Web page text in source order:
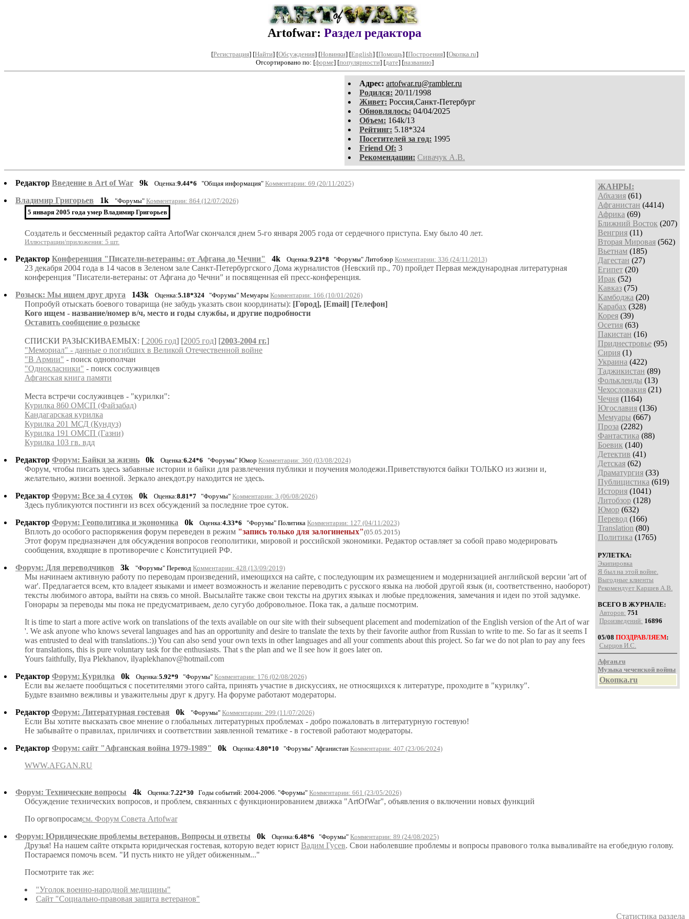
Artofwar: Раздел редактора
[Регистрация] [Найти] [Обсуждения] [Новинки] [English] [Помощь] [Построения] [Окопка.ru]
Отсортировано по: [форме] [популярности] [дате] [названию]
Aдpeс: artofwar.ru@rambler.ru
Родился: 20/11/1998
Живет: Россия,Санкт-Петербург
Обновлялось: 04/04/2025
Объем: 164k/13
Рейтинг: 5.18*324
Посетителей за год: 1995
Friend Of: 3
Рекомендации: Сивачук А.В.
ЖАНРЫ:
Абхазия (61)
Афганистан (4414)
Африка (69)
Ближний Восток (207)
Венгрия (11)
Вторая Мировая (562)
Вьетнам (185)
Дагестан (27)
Египет (20)
Ирак (52)
Кавказ (75)
Камбоджа (20)
Карабах (328)
Корея (39)
Осетия (63)
Пакистан (16)
Приднестровье (95)
Сирия (1)
Украина (422)
Таджикистан (89)
Фолькленды (13)
Чехословакия (21)
Чечня (1164)
Югославия (136)
Мемуары (667)
Проза (2282)
Фантастика (88)
Боевик (140)
Детектив (41)
Детская (62)
Драматургия (33)
Публицистика (619)
История (1041)
Литобзор (128)
Юмор (632)
Перевод (166)
Translation (80)
Политика (1765)
РУЛЕТКА:
Экипировка
Я был на этой войне.
Выгодные клиенты
Рекомендует Каршев А.В.
ВСЕГО В ЖУРНАЛЕ:
Авторов: 751
Произведений: 16896
05/08 ПОЗДРАВЛЯЕМ:
Сырцов И.С.
Афган.ru
Музыка чеченской войны
Окопка.ru
Редактор Введение в Art of War 9k Оценка:9.44*6 "Общая информация" Комментарии: 69 (20/11/2025)
Владимир Григорьев 1k "Форумы" Комментарии: 864 (12/07/2026)
5 января 2005 года умер Владимир Григорьев
Создатель и бессменный редактор сайта ArtofWar скончался днем 5-го января 2005 года от сердечного приступа. Ему было 40 лет.
Иллюстрации/приложения: 5 шт.
Редактор Конференция "Писатели-ветераны: от Афгана до Чечни" 4k Оценка:9.23*8 "Форумы" Литобзор Комментарии: 336 (24/11/2013)
23 декабря 2004 года в 14 часов в Зеленом зале Санкт-Петербургского Дома журналистов (Невский пр., 70) пройдет Первая международная литературная
конференция "Писатели-ветераны: от Афгана до Чечни" и посвященная ей пресс-конференция.
Розыск: Мы ищем друг друга
143k Оценка:5.18*324 "Форумы" Мемуары Комментарии: 166 (10/01/2026)
Попробуй отыскать боевого товарища (не забудь указать свои координаты): [Город], [Email] [Телефон]
Кого ищем - название/номер в/ч, место и годы службы, и другие подробности
Оставить сообщение о розыске
СПИСКИ РАЗЫСКИВАЕМЫХ: [ 2006 год] [2005 год] [2003-2004 гг.]
"Мемориал" - данные о погибших в Великой Отечественной войне
"В Армии" - поиск однополчан
"Однокласники" - поиск сослуживцев
Афганская книга памяти
Места встречи сослуживцев - "курилки":
Курилка 860 OМСП (Файзабад)
Кандагарская курилка
Курилка 201 МСД (Кундуз)
Курилка 191 ОМСП (Газни)
Курилка 103 гв. вдд
Редактор Форум: Байки за жизнь 0k Оценка:6.24*6 "Форумы" Юмор Комментарии: 360 (03/08/2024)
Форум, чтобы писать здесь забавные истории и байки для развлечения публики и поучения молодежи.Приветствуются байки ТОЛЬКО из жизни и,
желательно, жизни военной. Зеркало анекдот.ру находится не здесь.
Редактор Форум: Все за 4 суток 0k Оценка:8.81*7 "Форумы" Комментарии: 3 (06/08/2026)
Здесь публикуются постинги из всех обсуждений за последние трое суток.
Редактор Форум: Геополитика и экономика 0k Оценка:4.33*6 "Форумы" Политика Комментарии: 127 (04/11/2023)
Вплоть до особого распоряжения форум переведен в режим "запись только для залогиненых"(05.05.2015)
Этот форум предназначен для обсуждения вопросов геополитики, мировой и российской экономики. Редактор оставляет за собой право модерировать
сообщения, входящие в противоречие с Конституцией РФ.
Форум: Для переводчиков
3k "Форумы" Перевод Комментарии: 428 (13/09/2019)
Мы начинаем активную работу по переводам произведений, имеющихся на сайте, с последующим их размещением и модернизацией английской версии 'art of
war'. Предлагается всем, кто владеет языками и имеет возможность и желание переводить с русского языка на любой другой язык (и, соответственно, наоборот)
тексты любимого автора, выйти на связь со мной. Высылайте также свои тексты на других языках и любые предложения, замечания и идеи по этой задумке.
Гонорары за переводы мы пока не предусматриваем, дело сугубо добровольное. Пока так, а дальше посмотрим.
It is time to start a more active work on translations of the texts available on our site with their subsequent placement and modernization of the English version of the Art of war
'. We ask anyone who knows several languages and has an opportunity and desire to translate the texts by their favorite author from Russian to write to me. So far as it seems I
was entrusted to deal with translations.:)) You can also send your own texts in other languages and all your comments about this project. So far we do not plan to pay any fees
for translations, this is pure voluntary task for the enthusiasts. That s the plan and we ll see how it goes later on.
Yours faithfully, Ilya Plekhanov, ilyaplekhanov@hotmail.com
Редактор Форум: Курилка 0k Оценка:5.92*9 "Форумы" Комментарии: 176 (02/08/2026)
Если вы желаете пообщаться с посетителями этого сайта, принять участие в дискуссиях, не относящихся к литературе, проходите в "курилку".
Будьте взаимно вежливы и уважительны друг к другу. На форуме работают модераторы.
Редактор Форум: Литературная гостевая 0k "Форумы" Комментарии: 299 (11/07/2026)
Если Вы хотите высказать свое мнение о глобальных литературных проблемах - добро пожаловать в литературную гостевую!
Не забывайте о правилах, приличиях и соответствии заявленной тематике - в гостевой работают модераторы.
Редактор Форум: сайт "Афганская война 1979-1989" 0k Оценка:4.80*10 "Форумы" Афганистан Комментарии: 407 (23/06/2024)
WWW.AFGAN.RU
Форум: Технические вопросы 4k Оценка:7.22*30 Годы событий: 2004-2006. "Форумы" Комментарии: 661 (23/05/2026)
Обсуждение технических вопросов, и проблем, связанных с функционированием движка "ArtOfWar", объявления о включении новых функций
По оргвопросамсм. Форум Совета Artofwar
Форум: Юридические проблемы ветеранов. Вопросы и ответы
0k Оценка:6.48*6 "Форумы" Комментарии: 89 (24/08/2025)
Друзья! На нашем сайте открыта юридическая гостевая, которую ведет юрист Вадим Гусев. Свои наболевшие проблемы и вопросы правового толка вываливайте на егобедную голову.
Постараемся помочь всем. "И пусть никто не уйдет обиженным..."
Посмотрите так же:
"Уголок военно-народной медицины"
Сайт "Социально-правовая защита ветеранов"
Статистика раздела